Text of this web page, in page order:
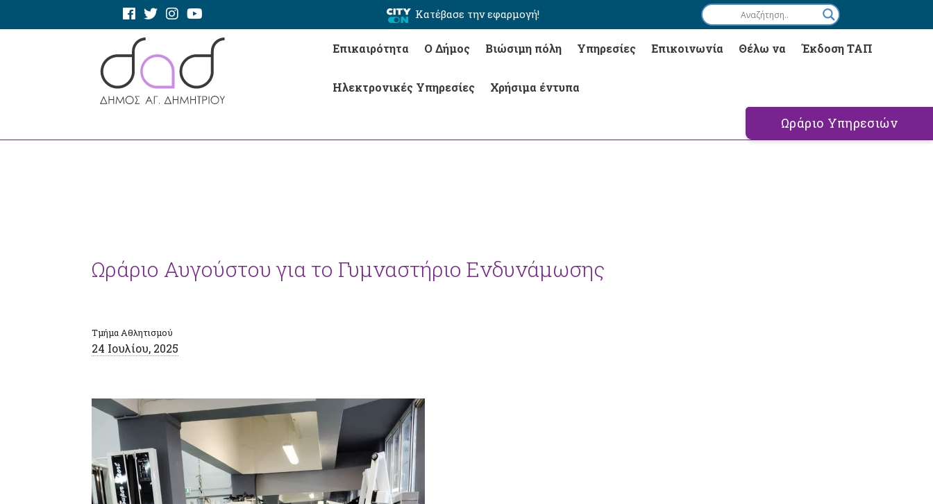
Κατέβασε την εφαρμογή!
Επικαιρότητα Ο Δήμος Βιώσιμη πόλη Υπηρεσίες Επικοινωνία Θέλω να Έκδοση ΤΑΠ
Ηλεκτρονικές Υπηρεσίες Χρήσιμα έντυπα
Ωράριο Υπηρεσιών
Ωράριο Αυγούστου για το Γυμναστήριο Ενδυνάμωσης
Τμήμα Αθλητισμού
24 Ιουλίου, 2025